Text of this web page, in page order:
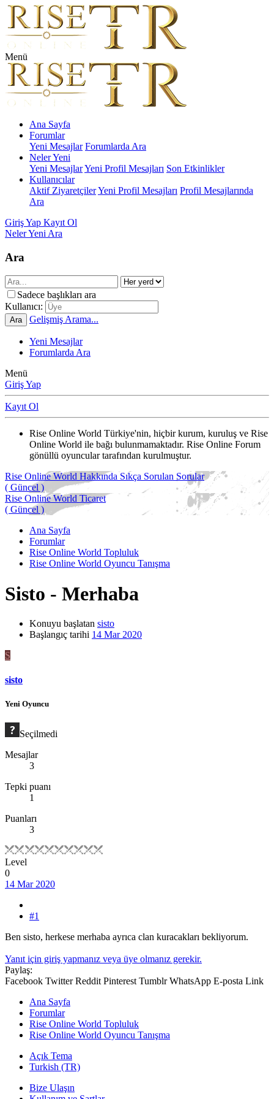
Menü
Ana Sayfa
Forumlar
Yeni Mesajlar Forumlarda Ara
Neler Yeni
Yeni MesajlarYeni Profil Mesajları Son Etkinlikler
Kullanıcılar
Aktif ZiyaretçilerYeni Profil Mesajları Profil Mesajlarında
Ara
Giriş Yap Kayıt Ol
Neler Yeni Ara
Ara
Sadece başlıkları ara
Kullanıcı:
Ara Gelişmiş Arama...
Yeni Mesajlar
Forumlarda Ara
Menü
Giriş Yap
Kayıt Ol
Rise Online World Türkiye'nin, hiçbir kurum, kuruluş ve Rise
Online World ile bağı bulunmamaktadır. Rise Online Forum
gönüllü oyuncular tarafından kurulmuştur.
Rise Online World Hakkında Sıkça Sorulan Sorular
( Güncel )
Rise Online World Ticaret
( Güncel )
Ana Sayfa
Forumlar
Rise Online World Topluluk
Rise Online World Oyuncu Tanışma
Sisto - Merhaba
Konuyu başlatan sisto
Başlangıç tarihi 14 Mar 2020
S
sisto
Yeni Oyuncu
Seçilmedi
Mesajlar
3
Tepki puanı
1
Puanları
3
Level
0
14 Mar 2020
#1
Ben sisto, herkese merhaba ayrıca clan kuracakları bekliyorum.
Yanıt için giriş yapmanız veya üye olmanız gerekir.
Paylaş:
Facebook Twitter Reddit Pinterest Tumblr WhatsApp E-posta Link
Ana Sayfa
Forumlar
Rise Online World Topluluk
Rise Online World Oyuncu Tanışma
Açık Tema
Turkish (TR)
Bize Ulaşın